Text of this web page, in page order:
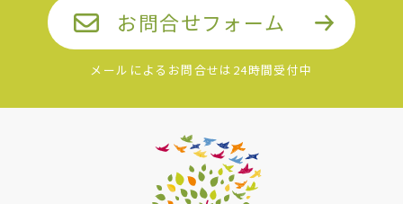
お問合せフォーム
メールによるお問合せは24時間受付中